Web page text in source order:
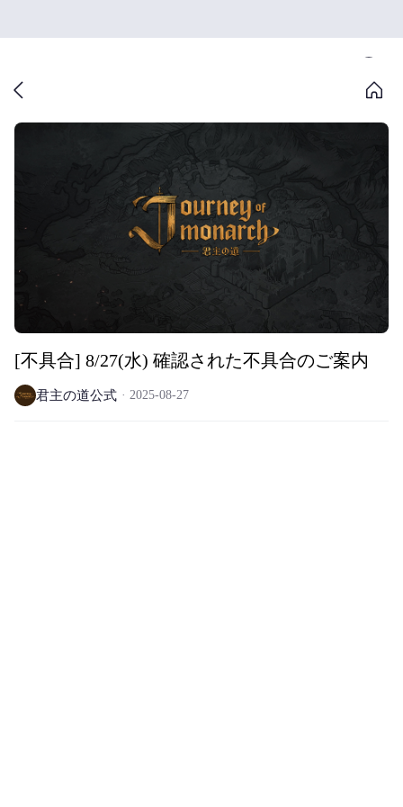
[不具合] 8/27(水) 確認された不具合のご案内
君主の道公式 2025-08-27